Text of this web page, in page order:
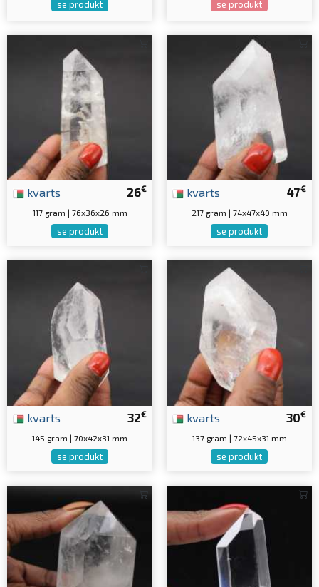
se produkt se produkt
26€
kvarts
117 gram | 76x36x26 mm
se produkt
47€
kvarts
217 gram | 74x47x40 mm
se produkt
32€
kvarts
145 gram | 70x42x31 mm
se produkt
30€
kvarts
137 gram | 72x45x31 mm
se produkt